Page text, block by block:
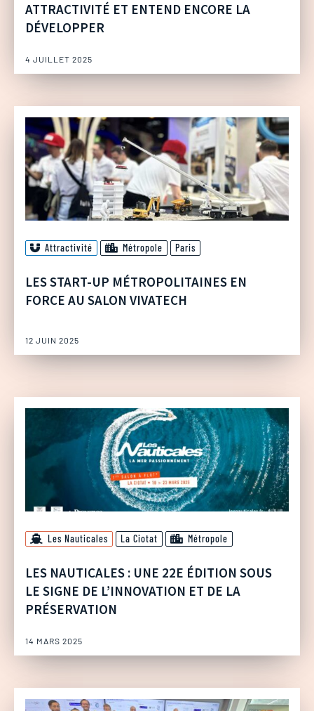
ATTRACTIVITÉ ET ENTEND ENCORE LA
DÉVELOPPER
4 JUILLET 2025
Attractivité Métropole Paris
LES START-UP MÉTROPOLITAINES EN
FORCE AU SALON VIVATECH
12 JUIN 2025
Les Nauticales La Ciotat Métropole
LES NAUTICALES : UNE 22E ÉDITION SOUS
LE SIGNE DE L’INNOVATION ET DE LA
PRÉSERVATION
14 MARS 2025